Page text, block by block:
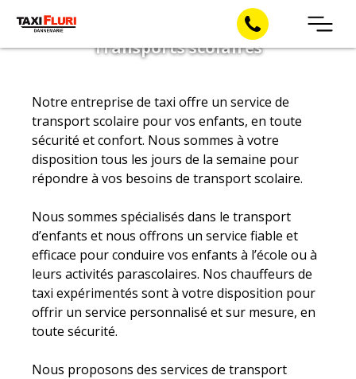
content
Transports scolaires
Notre entreprise de taxi offre un service de
transport scolaire pour vos enfants, en toute
sécurité et confort. Nous sommes à votre
disposition tous les jours de la semaine pour
répondre à vos besoins de transport scolaire.
Nous sommes spécialisés dans le transport
d’enfants et nous offrons un service fiable et
efficace pour conduire vos enfants à l’école ou à
leurs activités parascolaires. Nos chauffeurs de
taxi expérimentés sont à votre disposition pour
offrir un service personnalisé et sur mesure, en
toute sécurité.
Nous proposons des services de transport